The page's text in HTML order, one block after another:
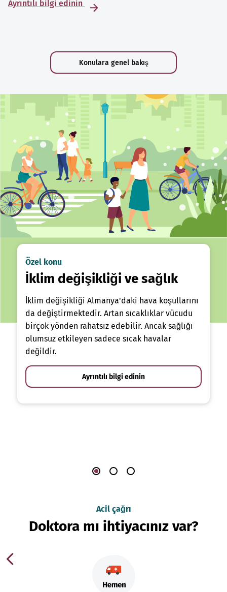
Ayrıntılı bilgi edinin
Konulara genel bakış
Özel konu
İklim değişikliği ve sağlık
İklim değişikliği Almanya'daki hava koşullarını
da değiştirmektedir. Artan sıcaklıklar vücudu
birçok yönden rahatsız edebilir. Ancak sağlığı
olumsuz etkileyen sadece sıcak havalar
değildir.
Ayrıntılı bilgi edinin
Acil çağrı
Doktora mı ihtiyacınız var?